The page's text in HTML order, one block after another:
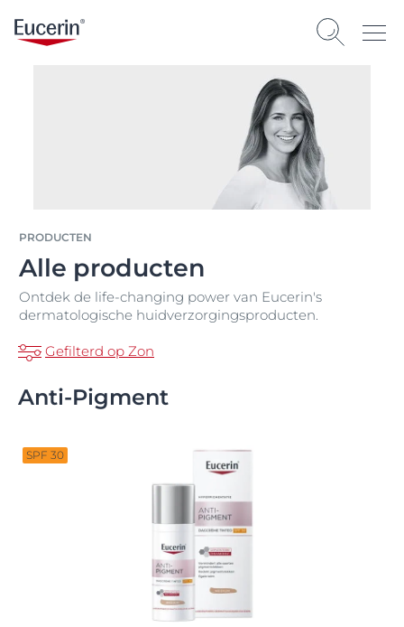
PRODUCTEN
Alle producten
Ontdek de life-changing power van Eucerin's
dermatologische huidverzorgingsproducten.
Gefilterd op Zon
Anti-Pigment
SPF 30